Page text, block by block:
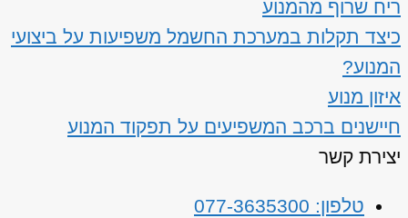
ריח שרוף מהמנוע
כיצד תקלות במערכת החשמל משפיעות על ביצועי
המנוע?
איזון מנוע
חיישנים ברכב המשפיעים על תפקוד המנוע
יצירת קשר
טלפון: 077-3635300